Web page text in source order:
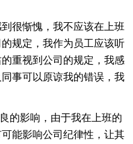
很惭愧，我不应该在上班
规定，我作为员工应该听
重视到公司的规定，我感
事可以原谅我的错误，我
的影响，由于我在上班的
能影响公司纪律性，让其